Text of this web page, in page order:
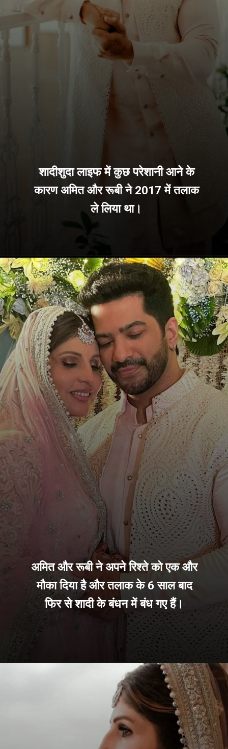
शादीशुदा लाइफ में कुछ परेशानी आने के
कारण अमित और रूबी ने 2017 में तलाक
ले लिया था।
अमित और रूबी ने अपने रिश्ते को एक और
मौका दिया है और तलाक के 6 साल बाद
फिर से शादी के बंधन में बंध गए हैं।